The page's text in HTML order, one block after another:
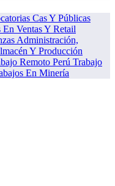
Cas Y Públicas
En Ventas Y Retail
Administración,
Trabajo
En Minería